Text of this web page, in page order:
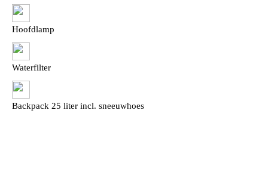
Hoofdlamp
Waterfilter
Backpack 25 liter incl. sneeuwhoes